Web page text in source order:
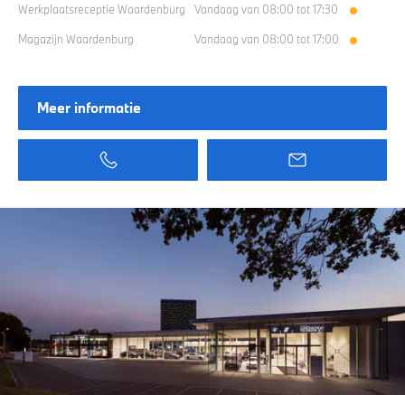
Werkplaatsreceptie Waardenburg Vandaag van 08:00 tot 17:30
Magazijn Waardenburg Vandaag van 08:00 tot 17:00
Meer informatie